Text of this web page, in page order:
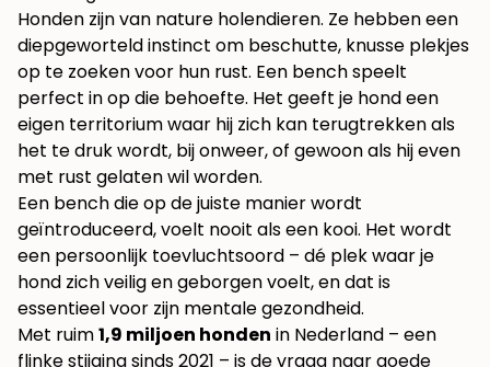
Honden zijn van nature holendieren. Ze hebben een
diepgeworteld instinct om beschutte, knusse plekjes
op te zoeken voor hun rust. Een bench speelt
perfect in op die behoefte. Het geeft je hond een
eigen territorium waar hij zich kan terugtrekken als
het te druk wordt, bij onweer, of gewoon als hij even
met rust gelaten wil worden.
Een bench die op de juiste manier wordt
geïntroduceerd, voelt nooit als een kooi. Het wordt
een persoonlijk toevluchtsoord – dé plek waar je
hond zich veilig en geborgen voelt, en dat is
essentieel voor zijn mentale gezondheid.
Met ruim1,9 miljoen honden in Nederland – een
flinke stijging sinds 2021 – is de vraag naar goede